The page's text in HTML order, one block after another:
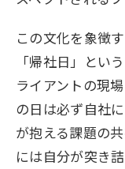
この文化を象徴
「帰社日」とい
ライアントの現
の日は必ず自社
が抱える課題の
には自分が突き